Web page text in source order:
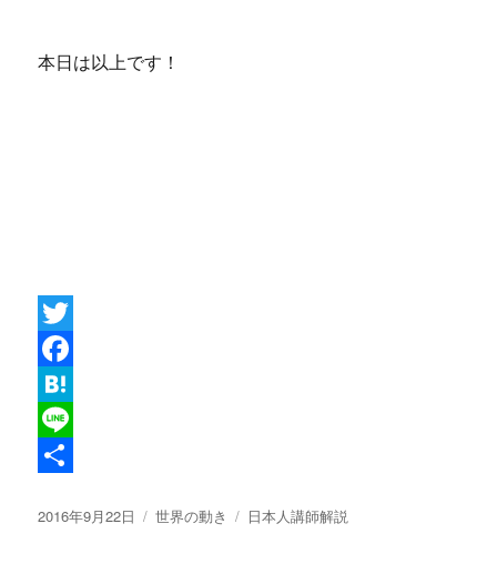
本日は以上です！
T
w
i
e
F
a
c
b
H
a
e
L
n
有
投
2016年9月22日
カ
世界の動き
タ
日本人講師解説